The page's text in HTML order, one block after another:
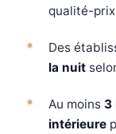
qualité-prix
Des
la nuit
Au moins 3
intérieure